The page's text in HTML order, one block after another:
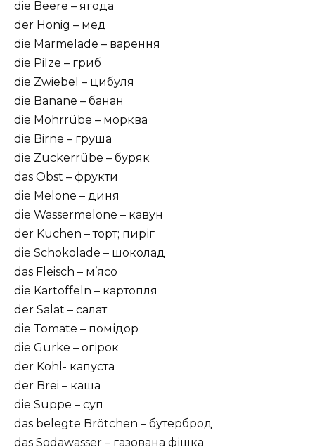
die Beere – ягода
der Honig – мед
die Marmelade – варення
die Pilze – гриб
die Zwiebel – цибуля
die Banane – банан
die Mohrrübe – морква
die Birne – груша
die Zuckerrübe – буряк
das Obst – фрукти
die Melone – диня
die Wassermelone – кавун
der Kuchen – торт; пиріг
die Schokolade – шоколад
das Fleisch – м’ясо
die Kartoffeln – картопля
der Salat – салат
die Tomate – помідор
die Gurke – огірок
der Kohl- капуста
der Brei – каша
die Suppe – суп
das belegte Brötchen – бутерброд
das Sodawasser – газована фішка